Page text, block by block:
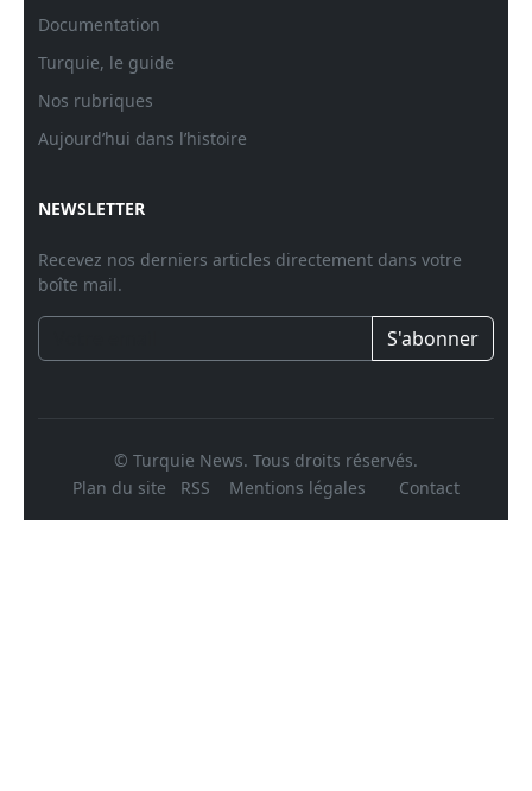
Documentation
Turquie, le guide
Nos rubriques
Aujourd’hui dans l’histoire
NEWSLETTER
Recevez nos derniers articles directement dans votre
boîte mail.
S'abonner
© Turquie News. Tous droits réservés.
Plan du site
RSS Mentions légales Contact